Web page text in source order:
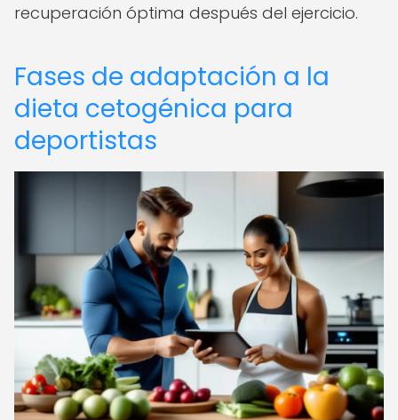
recuperación óptima después del ejercicio.
Fases de adaptación a la
dieta cetogénica para
deportistas